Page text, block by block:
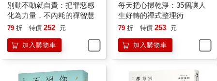
別動不動就自責：把罪惡感
化為力量，不內耗的禪智慧
79 折 特價 252 元
加入購物車
每天把心掃乾淨：35個讓人
生好轉的禪式整理術
79 折 特價 253 元
加入購物車